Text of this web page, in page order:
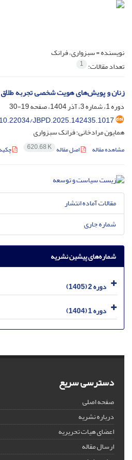
نویسنده =سبزواری، فرانک
تعداد مقالات: 1
زنان و پویش‌های هویت شخصی تجربه طلاق
دوره 1، شماره 3، آذر 1404، صفحه
19-30
10.22034/JBPD.2025.142435.1017
همایون مرادخانی؛ فرانک سبزواری
مشاهده مقاله اصل مقاله 620.68 K
مقالات آماده انتشار
شماره جاری
شماره‌های پیشین نشریه
دوره 2 (1405)
دوره 1 (1404)
دسترسی سریع
صفحه اصلی
درباره نشریه
اعضای هیات تحریریه
ارسال مقاله